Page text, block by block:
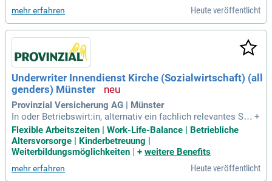
mehr erfahren Heute veröffentlicht
Underwriter Innendienst Kirche (Sozialwirtschaft) (all
genders) Münster
Provinzial Versicherung AG | Münster
In oder Betriebswirt:in, alternativ ein fachlich relevantes Stu
dium; Weiterbildung zum Technischen Underwriter wünsche
nswert; Fundiertes Fachwissen und Praxiserfahrung in der k
omplexen Sachversicherung; idealerweise mit Fokus auf Kir
che und Sozialwirtschaft
+
Flexible Arbeitszeiten | Work-Life-Balance | Betriebliche
Altersvorsorge | Kinderbetreuung |
Weiterbildungsmöglichkeiten | + weitere Benefits
mehr erfahren Heute veröffentlicht